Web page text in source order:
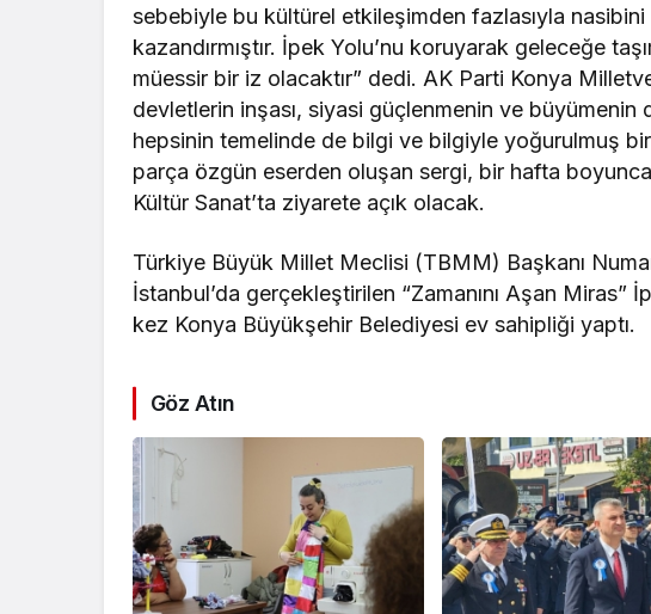
sebebiyle bu kültürel etkileşimden fazlasıyla nasibini
kazandırmıştır. İpek Yolu’nu koruyarak geleceğe
müessir bir iz olacaktır” dedi. AK Parti Konya
devletlerin inşası, siyasi güçlenmenin ve büyümenin
hepsinin temelinde de bilgi ve bilgiyle yoğurulmuş
parça özgün eserden oluşan sergi, bir hafta
Kültür Sanat’ta ziyarete açık olacak.
Türkiye Büyük Millet Meclisi (TBMM) Başkanı
İstanbul’da gerçekleştirilen “Zamanını Aşan Miras”
kez Konya Büyükşehir Belediyesi ev sahipliği yaptı.
Göz Atın